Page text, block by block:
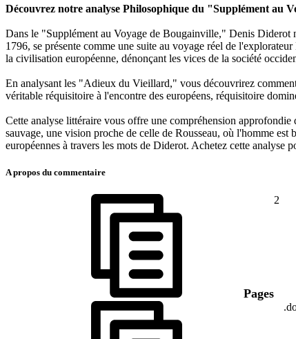
Découvrez notre analyse Philosophique du "Supplément au
Dans le "Supplément au Voyage de Bougainville," Denis Diderot
1796, se présente comme une suite au voyage réel de
la civilisation européenne, dénonçant les vices de la société
En analysant les "Adieux du Vieillard," vous découvrirez
véritable réquisitoire à l'encontre des européens, réquisitoire
Cette analyse littéraire vous offre une compréhension
sauvage, une vision proche de celle de Rousseau, où l'homme
européennes à travers les mots de Diderot. Achetez cette
A propos du commentaire
Pages
2